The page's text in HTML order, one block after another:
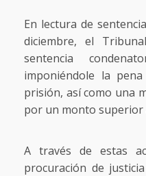
En lectura de
diciembre, el
sentencia
imponiéndole la
prisión, así como una
por un monto superior
A través de estas
procuración de